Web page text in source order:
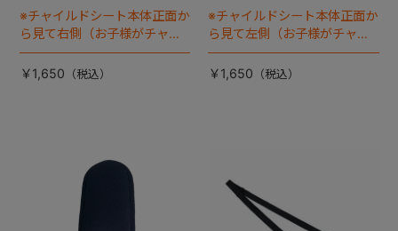
※チャイルドシート本体正面か
ら見て右側（お子様がチャイ
ルドシートに座った状態で左
手側となります。)
￥1,650
※チャイルドシート本体正面か
ら見て左側（お子様がチャイ
ルドシートに座った状態で右
手側となります）
￥1,650